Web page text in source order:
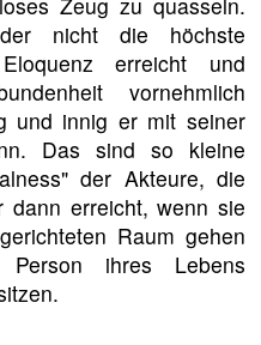
nicht die höchste
erreicht und
vornehmlich
und innig er mit seiner
Das sind so kleine
der Akteure, die
dann erreicht, wenn sie
Raum gehen
ihres Lebens